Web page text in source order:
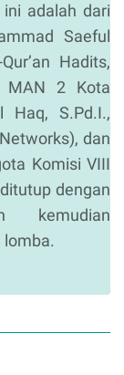
adalah dari
Saeful
Hadits,
MAN 2 Kota
Haq, S.Pd.I.,
dan
Komisi VIII
dengan
kemudian
lomba.